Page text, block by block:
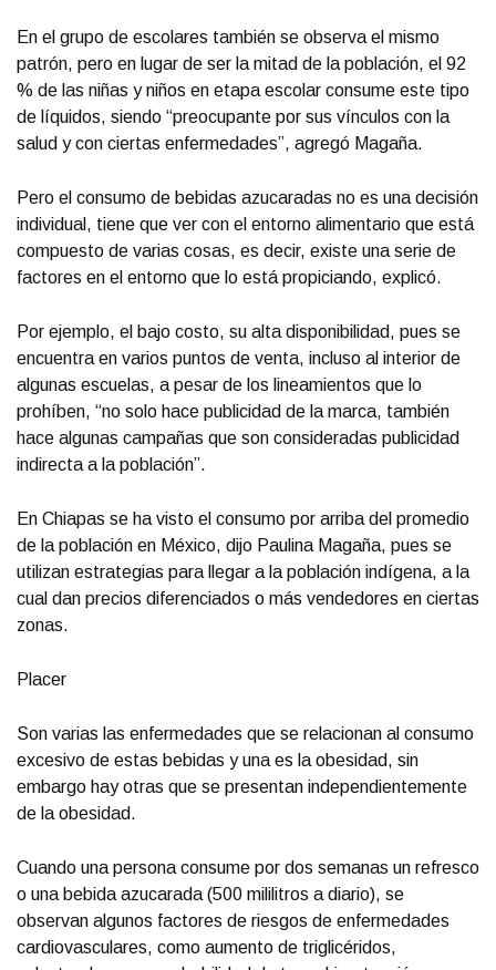
En el grupo de escolares también se observa el mismo
patrón, pero en lugar de ser la mitad de la población, el 92
% de las niñas y niños en etapa escolar consume este tipo
de líquidos, siendo “preocupante por sus vínculos con la
salud y con ciertas enfermedades”, agregó Magaña.
Pero el consumo de bebidas azucaradas no es una decisión
individual, tiene que ver con el entorno alimentario que está
compuesto de varias cosas, es decir, existe una serie de
factores en el entorno que lo está propiciando, explicó.
Por ejemplo, el bajo costo, su alta disponibilidad, pues se
encuentra en varios puntos de venta, incluso al interior de
algunas escuelas, a pesar de los lineamientos que lo
prohíben, “no solo hace publicidad de la marca, también
hace algunas campañas que son consideradas publicidad
indirecta a la población”.
En Chiapas se ha visto el consumo por arriba del promedio
de la población en México, dijo Paulina Magaña, pues se
utilizan estrategias para llegar a la población indígena, a la
cual dan precios diferenciados o más vendedores en ciertas
zonas.
Placer
Son varias las enfermedades que se relacionan al consumo
excesivo de estas bebidas y una es la obesidad, sin
embargo hay otras que se presentan independientemente
de la obesidad.
Cuando una persona consume por dos semanas un refresco
o una bebida azucarada (500 mililitros a diario), se
observan algunos factores de riesgos de enfermedades
cardiovasculares, como aumento de triglicéridos,